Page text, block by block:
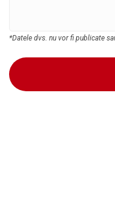
*Datele dvs. nu vor fi publicate